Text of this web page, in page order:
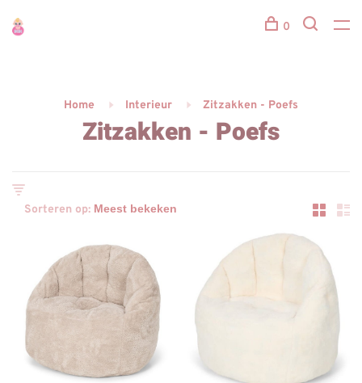
0
Home Interieur Zitzakken - Poefs
Zitzakken - Poefs
Sorteren op: